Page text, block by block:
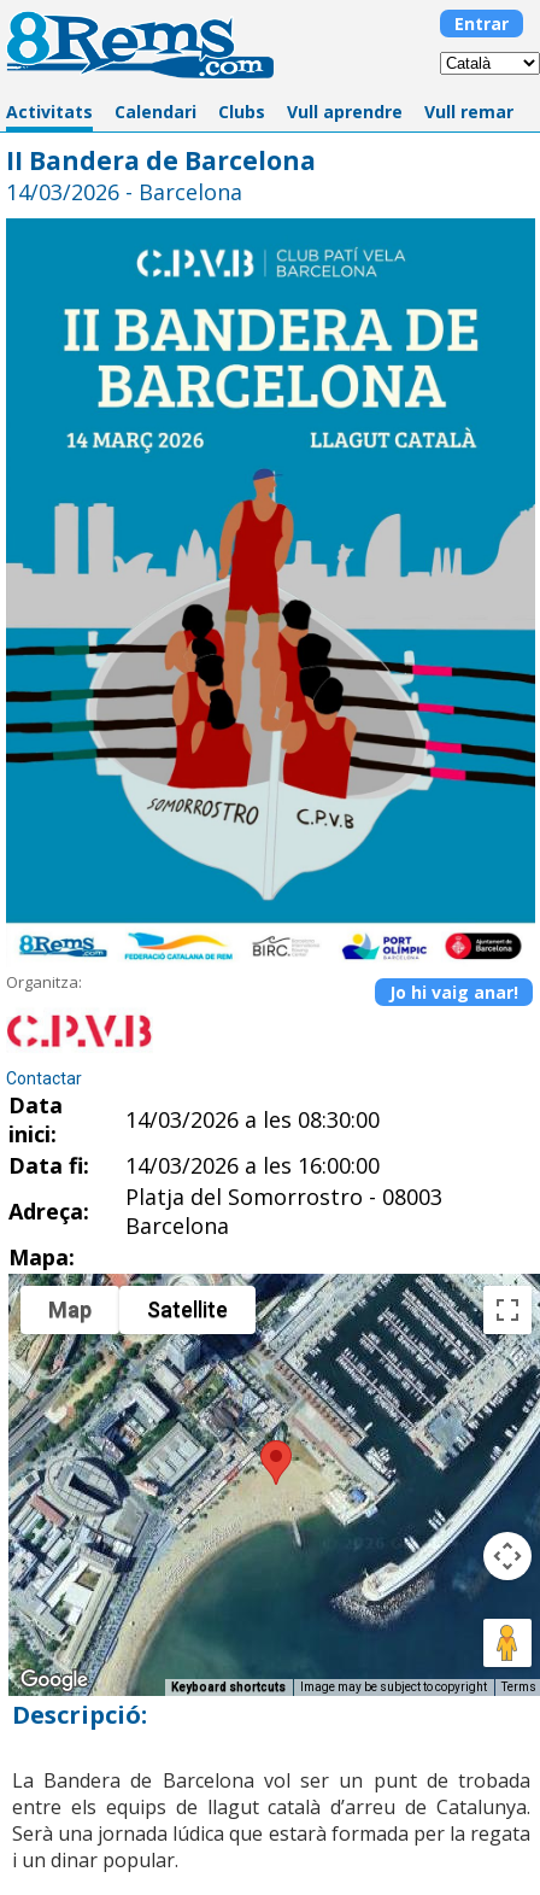
II Bandera de Barcelona
14/03/2026 - Barcelona
Organitza:
Contactar
Jo hi vaig anar!
Data
inici:
14/03/2026 a les 08:30:00
Data fi:
14/03/2026 a les 16:00:00
Adreça:
Platja del Somorrostro - 08003
Barcelona
Mapa:
Map Satellite
Keyboard shortcuts Image may be subject to copyright Terms
Descripció:
La Bandera de Barcelona vol ser un punt de trobada
entre els equips de llagut català d’arreu de Catalunya.
Serà una jornada lúdica que estarà formada per la regata
i un dinar popular.
Entrar
Activitats Calendari Clubs Vull aprendre Vull remar